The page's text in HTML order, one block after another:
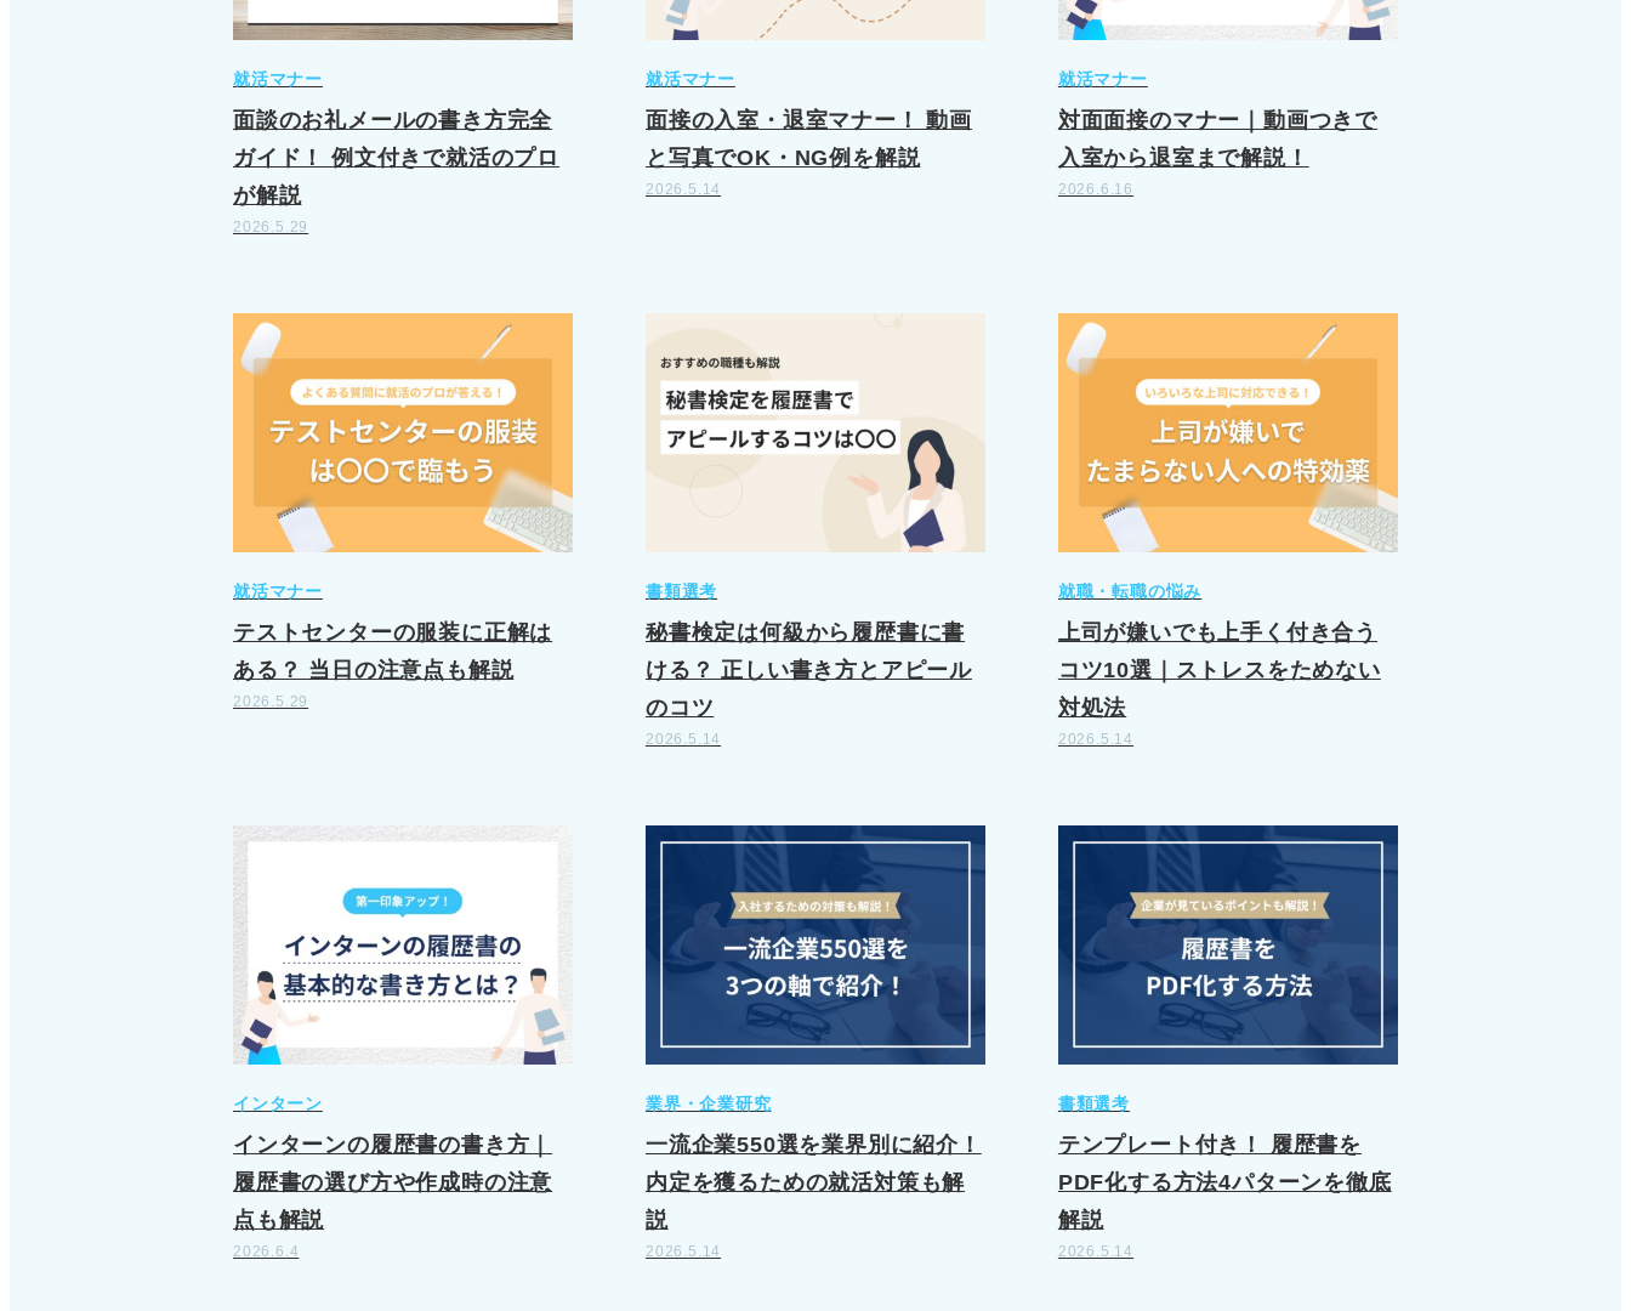
就活マナー
面談のお礼メールの書き方完全
ガイド！ 例文付きで就活のプロ
が解説
2026.5.29
就活マナー
面接の入室・退室マナー！ 動画
と写真でOK・NG例を解説
2026.5.14
就活マナー
対面面接のマナー｜動画つきで
入室から退室まで解説！
2026.6.16
就活マナー
テストセンターの服装に正解は
ある？ 当日の注意点も解説
2026.5.29
書類選考
秘書検定は何級から履歴書に書
ける？ 正しい書き方とアピール
のコツ
2026.5.14
就職・転職の悩み
上司が嫌いでも上手く付き合う
コツ10選｜ストレスをためない
対処法
2026.5.14
インターン
インターンの履歴書の書き方｜
履歴書の選び方や作成時の注意
点も解説
2026.6.4
業界・企業研究
一流企業550選を業界別に紹介！
内定を獲るための就活対策も解
説
2026.5.14
書類選考
テンプレート付き！ 履歴書を
PDF化する方法4パターンを徹底
解説
2026.5.14